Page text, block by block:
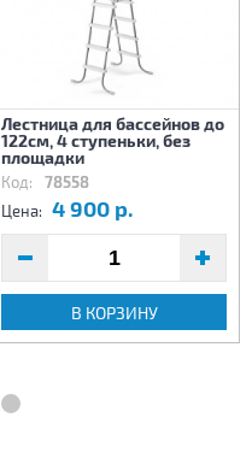
Лестница для бассейнов до
122см, 4 ступеньки, без
площадки
Код: 78558
Цена: 4 900 р.
В КОРЗИНУ